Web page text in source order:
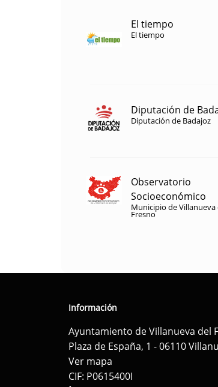
El tiempo
El tiempo
Diputación de
Diputación de Badajoz
Observatorio
Socioeconómico
Municipio de Villanueva
Fresno
Información
Ayuntamiento de Villanueva del
Plaza de España, 1 - 06110
Ver mapa
CIF: P0615400I